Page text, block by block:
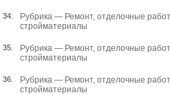
34. Рубрика — Ремонт, отделочные
стройматериалы
35. Рубрика — Ремонт, отделочные
стройматериалы
36. Рубрика — Ремонт, отделочные
стройматериалы